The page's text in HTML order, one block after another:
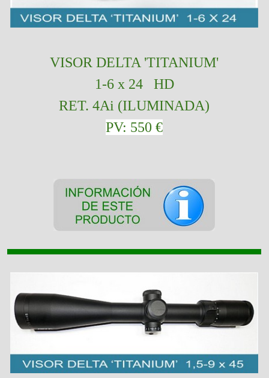
VISORDELTA 'TITANIUM'
1-6 x 24 HD
RET. 4Ai (ILUMINADA)
PV: 550 €